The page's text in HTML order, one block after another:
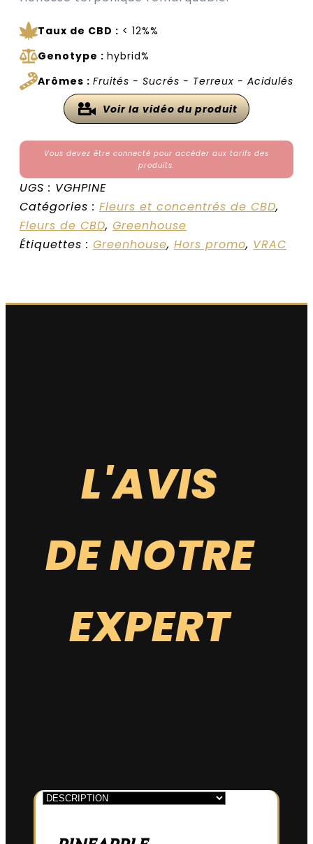
Taux de CBD : < 12%%
Genotype : hybrid%
Arômes : Fruités - Sucrés - Terreux - Acidulés
Voir la vidéo du produit
Vous devez être connecté pour accéder aux tarifs des
produits.
UGS : VGHPINE
Catégories : Fleurs et concentrés de CBD,
Fleurs de CBD, Greenhouse
Étiquettes : Greenhouse, Hors promo, VRAC
QUALITÉ GUSTATIVE
NOTE GLOBALE
*Les notes du produits sont attribuées en fonction de leur
mode de culture.
L'AVIS
DE NOTRE
EXPERT